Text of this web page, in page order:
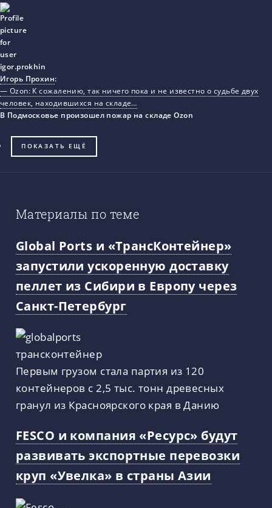
Игорь Прохин:
— Ozon: К сожалению, так ничего пока и не известно о судьбе двух
человек, находившихся на складе…
В Подмосковье произошел пожар на складе Ozon
ПОКАЗАТЬ ЕЩЁ
Материалы по теме
Global Ports и «ТрансКонтейнер»
запустили ускоренную доставку
пеллет из Сибири в Европу через
Санкт-Петербург
Первым грузом стала партия из 120
контейнеров с 2,5 тыс. тонн древесных
гранул из Красноярского края в Данию
FESCO и компания «Ресурс» будут
развивать экспортные перевозки
круп «Увелка» в страны Азии